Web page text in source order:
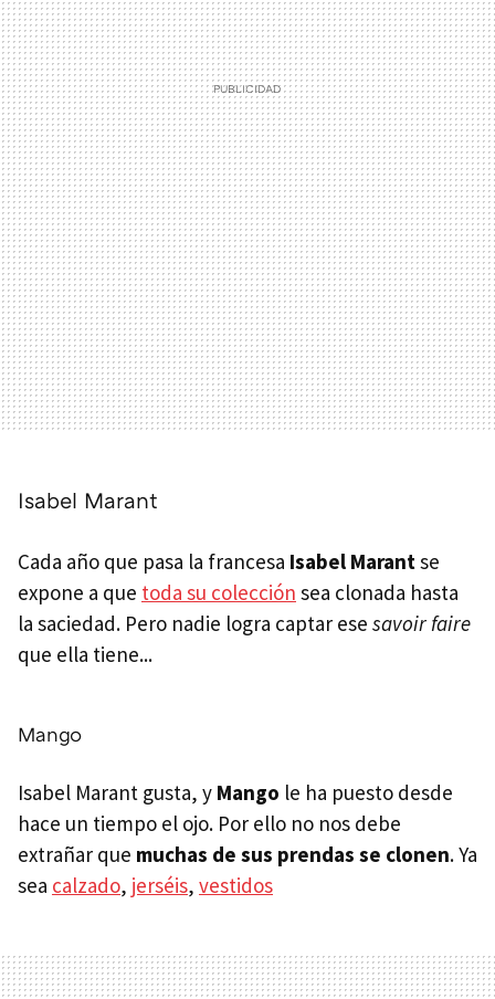
Isabel Marant
Cada año que pasa la francesa Isabel Marantse
expone a que toda su colección sea clonada hasta
la saciedad. Pero nadie logra captar ese savoir faire
que ella tiene...
Mango
Isabel Marant gusta, y Mango le ha puesto desde
hace un tiempo el ojo. Por ello no nos debe
extrañar que muchas de sus prendas se clonen. Ya
sea calzado, jerséis, vestidos